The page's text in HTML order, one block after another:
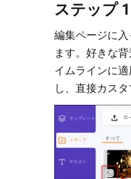
ステップ
編集ページに
ます。好きな
イムラインに
し、直接カス